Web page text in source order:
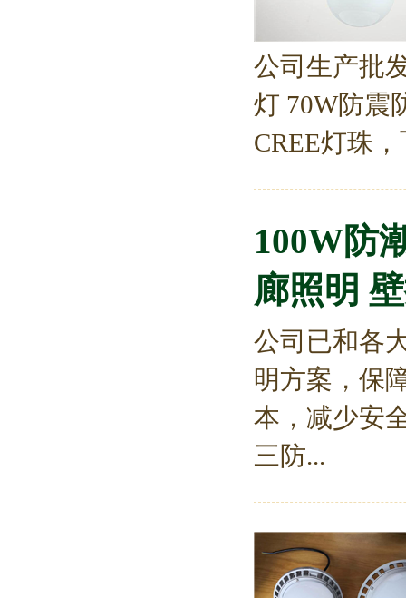
公司生产批
灯 70W防震
CREE灯珠
100W防
廊照明
公司已和各
明方案，保
本，减少安
三防...